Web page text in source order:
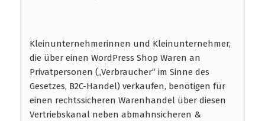
Kleinunternehmerinnen und Kleinunternehmer,
die über einen WordPress Shop Waren an
Privatpersonen („Verbraucher“ im Sinne des
Gesetzes, B2C-Handel) verkaufen, benötigen für
einen rechtssicheren Warenhandel über diesen
Vertriebskanal neben abmahnsicheren &